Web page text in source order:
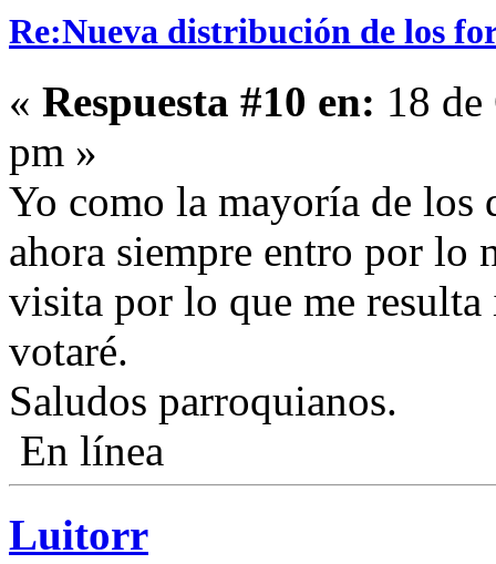
Re:Nueva distribución de los
« Respuesta #10 en: 18
pm »
Yo como la mayoría de los
ahora siempre entro por lo
visita por lo que me
votaré.
Saludos parroquianos.
En línea
Luitorr